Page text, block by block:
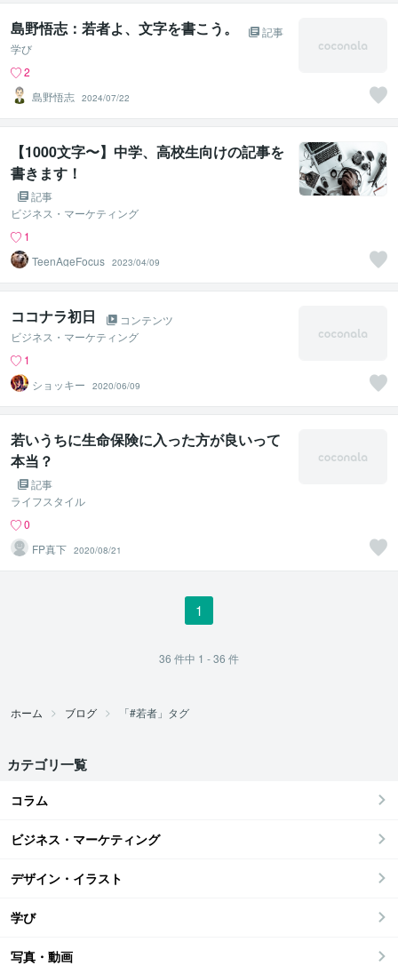
島野悟志：若者よ、文字を書こう。
記事
学び
2
島野悟志 2024/07/22
【1000文字〜】中学、高校生向けの記事を
書きます！
記事
ビジネス・マーケティング
1
TeenAgeFocus 2023/04/09
ココナラ初日
コンテンツ
ビジネス・マーケティング
1
ショッキー
2020/06/09
若いうちに生命保険に入った方が良いって
本当？
記事
ライフスタイル
0
FP真下 2020/08/21
1
36 件中 1 - 36 件
ホーム ブログ 「#若者」タグ
カテゴリ一覧
コラム
ビジネス・マーケティング
デザイン・イラスト
学び
写真・動画